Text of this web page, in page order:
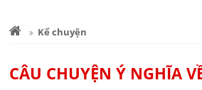
Kể chuyện
CÂU CHUYỆN Ý NGHĨA